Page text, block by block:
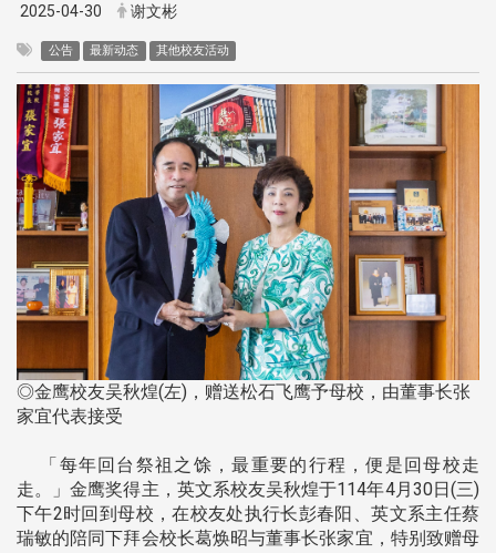
2025-04-30 谢文彬
公告 最新动态 其他校友活动
◎金鹰校友吴秋煌(左)，赠送松石飞鹰予母校，由董事长张
家宜代表接受
「每年回台祭祖之馀，最重要的行程，便是回母校走
走。」金鹰奖得主，英文系校友吴秋煌于114年4月30日(三)
下午2时回到母校，在校友处执行长彭春阳、英文系主任蔡
瑞敏的陪同下拜会校长葛焕昭与董事长张家宜，特别致赠母